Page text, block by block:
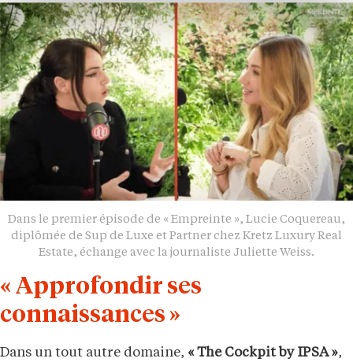
Dans le premier épisode de « Empreinte », Lucie Coquereau,
diplômée de Sup de Luxe et Partner chez Kretz Luxury Real
Estate, échange avec la journaliste Juliette Weiss.
« Approfondir ses
connaissances »
Dans un tout autre domaine, « The Cockpit by IPSA »,